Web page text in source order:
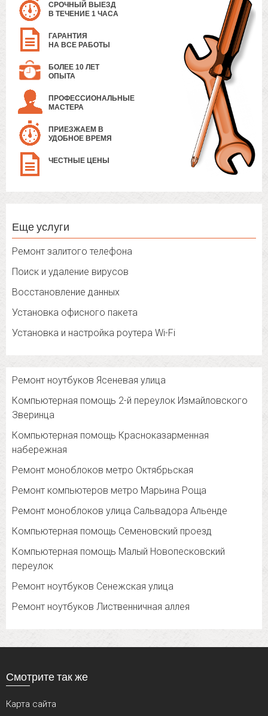
СРОЧНЫЙ ВЫЕЗД
В ТЕЧЕНИЕ 1 ЧАСА
ГАРАНТИЯ
НА ВСЕ РАБОТЫ
БОЛЕЕ 10 ЛЕТ
ОПЫТА
ПРОФЕССИОНАЛЬНЫЕ
МАСТЕРА
ПРИЕЗЖАЕМ В
УДОБНОЕ ВРЕМЯ
ЧЕСТНЫЕ ЦЕНЫ
Еще услуги
Ремонт залитого телефона
Поиск и удаление вирусов
Восстановление данных
Установка офисного пакета
Установка и настройка роутера Wi-Fi
Ремонт ноутбуков Ясеневая улица
Компьютерная помощь 2-й переулок Измайловского
Зверинца
Компьютерная помощь Красноказарменная
набережная
Ремонт моноблоков метро Октябрьская
Ремонт компьютеров метро Марьина Роща
Ремонт моноблоков улица Сальвадора Альенде
Компьютерная помощь Семеновский проезд
Компьютерная помощь Малый Новопесковский
переулок
Ремонт ноутбуков Сенежская улица
Ремонт ноутбуков Лиственничная аллея
Смотрите так же
Карта сайта